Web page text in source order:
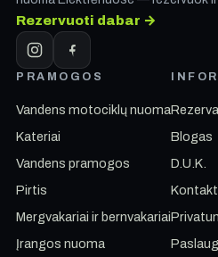
Rezervuoti dabar →
PRAMOGOS
Vandens motociklų nuoma
Kateriai
Vandens pramogos
Pirtis
Mergvakariai ir bernvakariai
Įrangos nuoma
Blogas
D.U.K.